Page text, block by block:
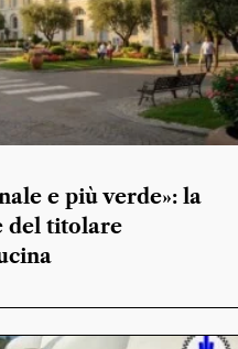
e più verde»: la
del titolare